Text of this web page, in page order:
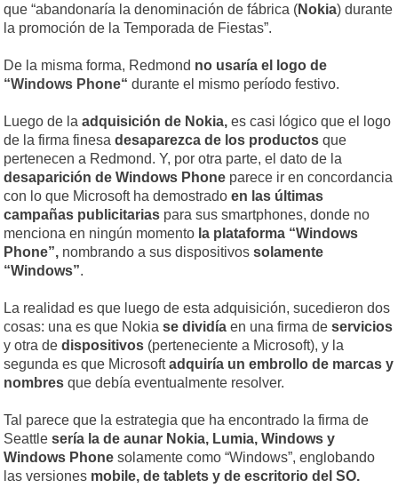
que “abandonaría la denominación de fábrica (Nokia) durante
la promoción de la Temporada de Fiestas”.
De la misma forma, Redmond no usaría el logo de
“Windows Phone“ durante el mismo período festivo.
Luego de la adquisición de Nokia, es casi lógico que el logo
de la firma finesa desaparezca de los productos que
pertenecen a Redmond. Y, por otra parte, el dato de la
desaparición de Windows Phone parece ir en concordancia
con lo que Microsoft ha demostrado en las últimas
campañas publicitarias para sus smartphones, donde no
menciona en ningún momento la plataforma “Windows
Phone”, nombrando a sus dispositivos solamente
“Windows”.
La realidad es que luego de esta adquisición, sucedieron dos
cosas: una es que Nokia se dividía en una firma de servicios
y otra de dispositivos (perteneciente a Microsoft), y la
segunda es que Microsoftadquiría un embrollo de marcas y
nombres que debía eventualmente resolver.
Tal parece que la estrategia que ha encontrado la firma de
Seattle sería la de aunar Nokia, Lumia, Windows y
Windows Phone solamente como “Windows”, englobando
las versiones mobile, de tablets y de escritorio del SO.